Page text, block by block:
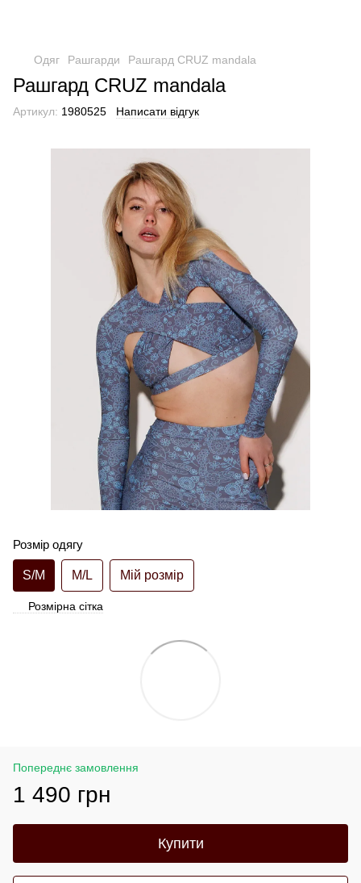
Одяг Рашгарди Рашгард CRUZ mandala
Рашгард CRUZ mandala
Артикул: 1980525 Написати відгук
Розмір одягу
S/M M/L Мій розмір
Розмірна сітка
Попереднє замовлення
1 490 грн
Купити